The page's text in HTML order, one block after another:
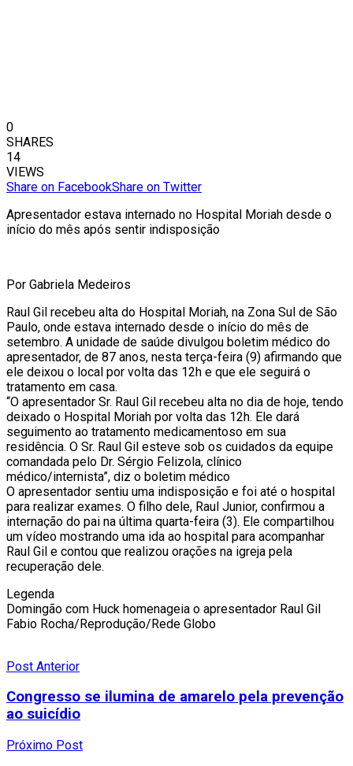
0
SHARES
14
VIEWS
Share on FacebookShare on Twitter
Apresentador estava internado no Hospital Moriah desde o
início do mês após sentir indisposição
Por Gabriela Medeiros
Raul Gil recebeu alta do Hospital Moriah, na Zona Sul de São
Paulo, onde estava internado desde o início do mês de
setembro. A unidade de saúde divulgou boletim médico do
apresentador, de 87 anos, nesta terça-feira (9) afirmando que
ele deixou o local por volta das 12h e que ele seguirá o
tratamento em casa.
“O apresentador Sr. Raul Gil recebeu alta no dia de hoje, tendo
deixado o Hospital Moriah por volta das 12h. Ele dará
seguimento ao tratamento medicamentoso em sua
residência. O Sr. Raul Gil esteve sob os cuidados da equipe
comandada pelo Dr. Sérgio Felizola, clínico
médico/internista”, diz o boletim médico
O apresentador sentiu uma indisposição e foi até o hospital
para realizar exames. O filho dele, Raul Junior, confirmou a
internação do pai na última quarta-feira (3). Ele compartilhou
um vídeo mostrando uma ida ao hospital para acompanhar
Raul Gil e contou que realizou orações na igreja pela
recuperação dele.
Legenda
Domingão com Huck homenageia o apresentador Raul Gil
Fabio Rocha/Reprodução/Rede Globo
Post Anterior
Congresso se ilumina de amarelo pela prevenção
ao suicídio
Próximo Post